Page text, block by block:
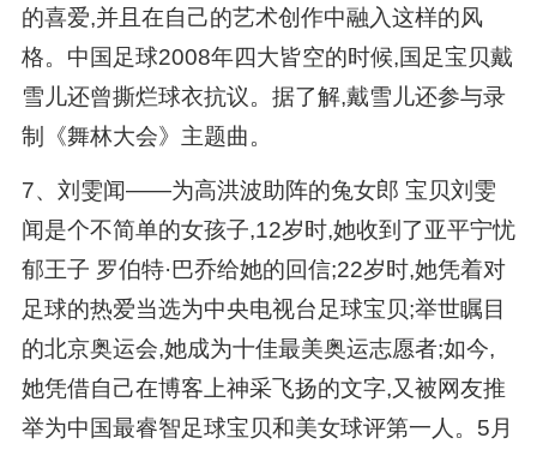
的喜爱,并且在自己的艺术创作中融入这样的风
格。中国足球2008年四大皆空的时候,国足宝贝戴
雪儿还曾撕烂球衣抗议。据了解,戴雪儿还参与录
制《舞林大会》主题曲。
7、刘雯闻——为高洪波助阵的兔女郎 宝贝刘雯
闻是个不简单的女孩子,12岁时,她收到了亚平宁忧
郁王子 罗伯特·巴乔给她的回信;22岁时,她凭着对
足球的热爱当选为中央电视台足球宝贝;举世瞩目
的北京奥运会,她成为十佳最美奥运志愿者;如今,
她凭借自己在博客上神采飞扬的文字,又被网友推
举为中国最睿智足球宝贝和美女球评第一人。5月